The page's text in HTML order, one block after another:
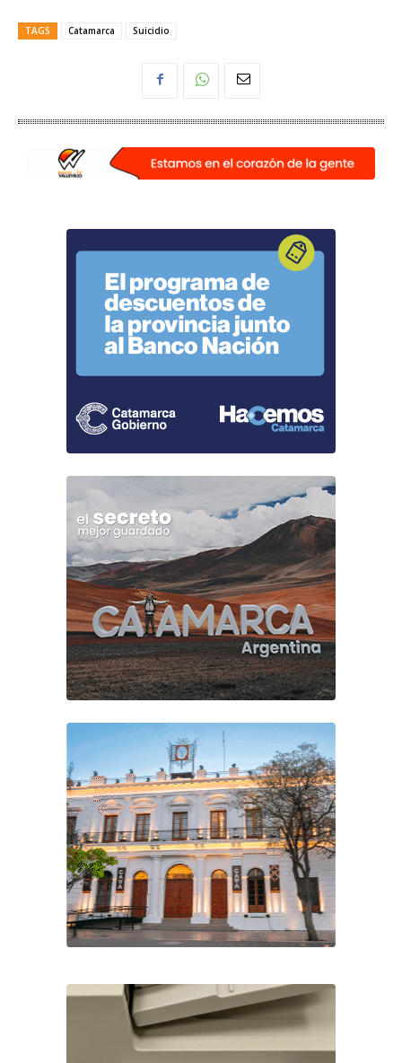
TAGS Catamarca Suicidio